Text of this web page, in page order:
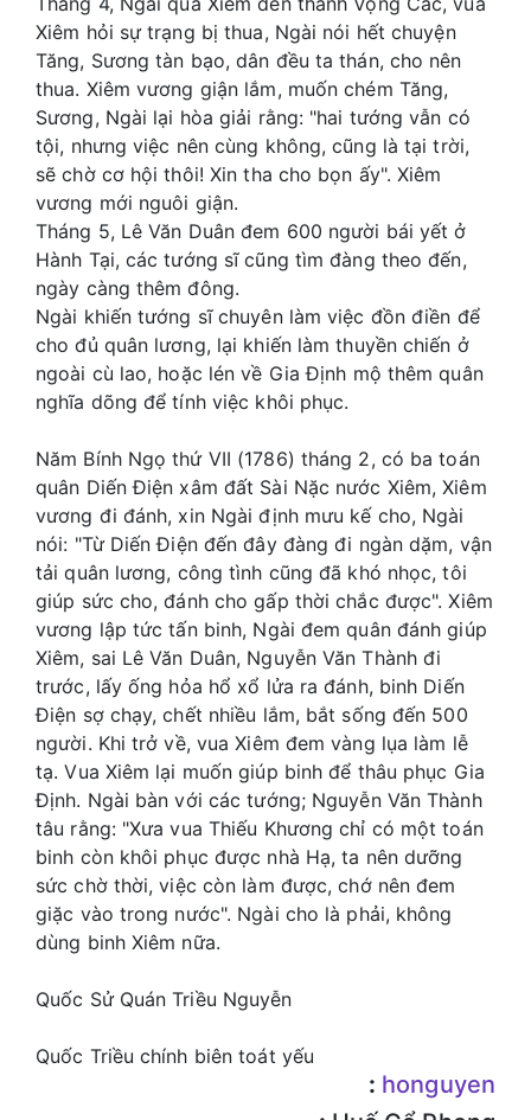
Xiêm hỏi sự trạng bị thua, Ngài nói hết chuyện
Tăng, Sương tàn bạo, dân đều ta thán, cho nên
thua. Xiêm vương giận lắm, muốn chém Tăng,
Sương, Ngài lại hòa giải rằng: "hai tướng vẫn có
tội, nhưng việc nên cùng không, cũng là tại trời,
sẽ chờ cơ hội thôi! Xin tha cho bọn ấy". Xiêm
vương mới nguôi giận.
Tháng 5, Lê Văn Duân đem 600 người bái yết ở
Hành Tại, các tướng sĩ cũng tìm đàng theo đến,
ngày càng thêm đông.
Ngài khiến tướng sĩ chuyên làm việc đồn điền để
cho đủ quân lương, lại khiến làm thuyền chiến ở
ngoài cù lao, hoặc lén về Gia Định mộ thêm quân
nghĩa dõng để tính việc khôi phục.
Năm Bính Ngọ thứ VII (1786) tháng 2, có ba toán
quân Diến Điện xâm đất Sài Nặc nước Xiêm, Xiêm
vương đi đánh, xin Ngài định mưu kế cho, Ngài
nói: "Từ Diến Điện đến đây đàng đi ngàn dặm, vận
tải quân lương, công tình cũng đã khó nhọc, tôi
giúp sức cho, đánh cho gấp thời chắc được". Xiêm
vương lập tức tấn binh, Ngài đem quân đánh giúp
Xiêm, sai Lê Văn Duân, Nguyễn Văn Thành đi
trước, lấy ống hỏa hổ xổ lửa ra đánh, binh Diến
Điện sợ chạy, chết nhiều lắm, bắt sống đến 500
người. Khi trở về, vua Xiêm đem vàng lụa làm lễ
tạ. Vua Xiêm lại muốn giúp binh để thâu phục Gia
Định. Ngài bàn với các tướng; Nguyễn Văn Thành
tâu rằng: "Xưa vua Thiếu Khương chỉ có một toán
binh còn khôi phục được nhà Hạ, ta nên dưỡng
sức chờ thời, việc còn làm được, chớ nên đem
giặc vào trong nước". Ngài cho là phải, không
dùng binh Xiêm nữa.
Quốc Sử Quán Triều Nguyễn
Quốc Triều chính biên toát yếu
: honguyen